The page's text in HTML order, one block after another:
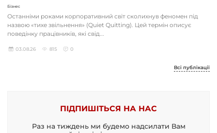
Бізнес
Останніми роками корпоративний світ сколихнув феномен під
назвою «тихе звільнення» (Quiet Quitting). Цей термін описує
поведінку працівників, які свід...
03.08.26 815 0
Всі публікації
ПІДПИШІТЬСЯ НА НАС
Раз на тиждень ми будемо надсилати Вам